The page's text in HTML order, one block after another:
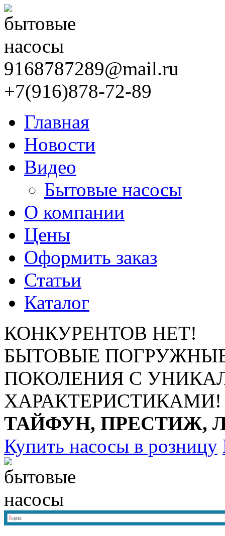
9168787289@mail.ru
+7(916)878-72-89
Главная
Новости
Видео
Бытовые насосы
О компании
Цены
Оформить заказ
Статьи
Каталог
КОНКУРЕНТОВ НЕТ!
БЫТОВЫЕ
ПОКОЛЕНИЯ С
ХАРАКТЕРИСТИКАМИ!
ТАЙФУН, ПРЕСТИЖ,
Купить насосы в розницу